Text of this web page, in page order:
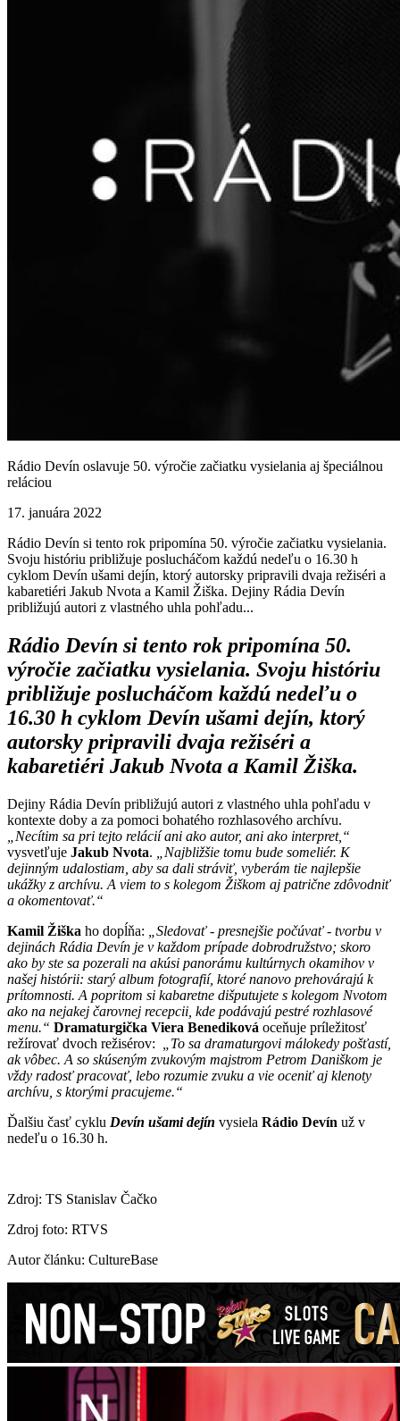
Rádio Devín oslavuje 50. výročie začiatku vysielania aj špeciálnou
reláciou
17. januára 2022
Rádio Devín si tento rok pripomína 50. výročie začiatku vysielania.
Svoju históriu približuje poslucháčom každú nedeľu o 16.30 h
cyklom Devín ušami dejín, ktorý autorsky pripravili dvaja režiséri a
kabaretiéri Jakub Nvota a Kamil Žiška. Dejiny Rádia Devín
približujú autori z vlastného uhla pohľadu...
Rádio Devín si tento rok pripomína 50.
výročie začiatku vysielania. Svoju históriu
približuje poslucháčom každú nedeľu o
16.30 h cyklom Devín ušami dejín, ktorý
autorsky pripravili dvaja režiséri a
kabaretiéri Jakub Nvota a Kamil Žiška.
Dejiny Rádia Devín približujú autori z vlastného uhla pohľadu v
kontexte doby a za pomoci bohatého rozhlasového archívu.
„Necítim sa pri tejto relácií ani ako autor, ani ako interpret,“
vysvetľuje Jakub Nvota.
„Najbližšie tomu bude someliér. K
dejinným udalostiam, aby sa dali stráviť, vyberám tie najlepšie
ukážky z archívu. A viem to s kolegom Žiškom aj patrične zdôvodniť
a okomentovať.“
Kamil Žiška ho dopĺňa:
„Sledovať - presnejšie počúvať - tvorbu v
dejinách Rádia Devín je v každom prípade dobrodružstvo; skoro
ako by ste sa pozerali na akúsi panorámu kultúrnych okamihov v
našej histórii: starý album fotografií, ktoré nanovo prehovárajú k
prítomnosti. A popritom si kabaretne dišputujete s kolegom Nvotom
ako na nejakej čarovnej recepcii, kde podávajú pestré rozhlasové
menu.“ Dramaturgička Viera Benediková oceňuje príležitosť
režírovať dvoch režisérov:
„To sa dramaturgovi málokedy pošťastí,
ak vôbec. A so skúseným zvukovým majstrom Petrom Daniškom je
vždy radosť pracovať, lebo rozumie zvuku a vie oceniť aj klenoty
archívu, s ktorými pracujeme.“
Ďalšiu časť cyklu Devín ušami dejín vysiela Rádio Devín už v
nedeľu o 16.30 h.
Zdroj: TS Stanislav Čačko
Zdroj foto: RTVS
Autor článku: CultureBase